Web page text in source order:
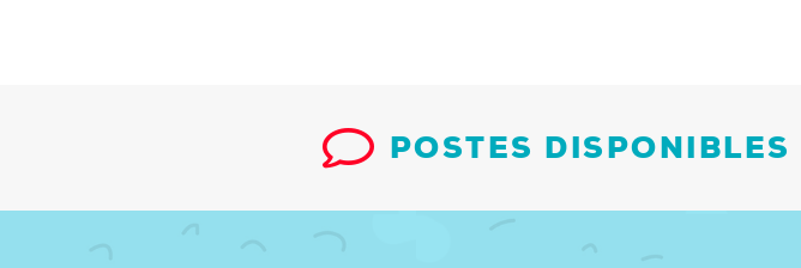
POSTES DISPONIBLES